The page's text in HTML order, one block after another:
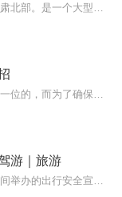
游｜旅游